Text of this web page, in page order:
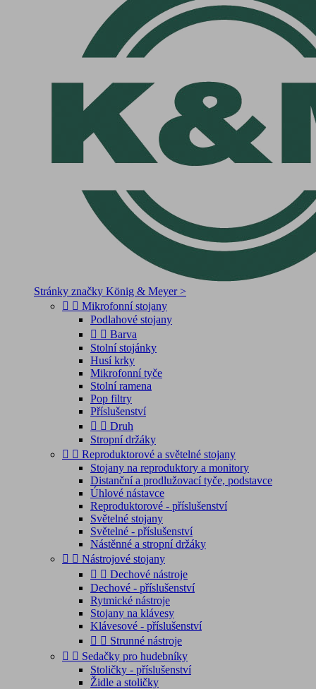
Stránky značky König & Meyer >
  Mikrofonní stojany
Podlahové stojany
  Barva
Stolní stojánky
Husí krky
Mikrofonní tyče
Stolní ramena
Pop filtry
Příslušenství
  Druh
Stropní držáky
  Reproduktorové a světelné stojany
Stojany na reproduktory a monitory
Distanční a prodlužovací tyče, podstavce
Úhlové nástavce
Reproduktorové - příslušenství
Světelné stojany
Světelné - příslušenství
Nástěnné a stropní držáky
  Nástrojové stojany
  Dechové nástroje
Dechové - příslušenství
Rytmické nástroje
Stojany na klávesy
Klávesové - příslušenství
  Strunné nástroje
  Sedačky pro hudebníky
Stoličky - příslušenství
Židle a stoličky